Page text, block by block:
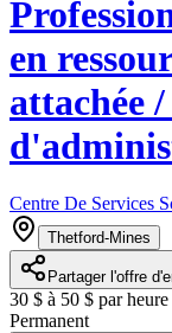
en
attachée
Centre De Services
Thetford-Mines
Partager l'offre
30 $ à 50 $ par heure
Permanent